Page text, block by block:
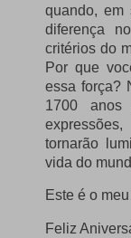
quando, em
diferença
critérios do
Por que
essa força?
1700 anos
tornarão
vida do
Este é o
Feliz